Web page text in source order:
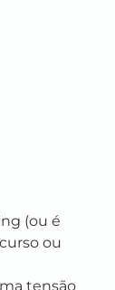
(ou é
ou
tensão